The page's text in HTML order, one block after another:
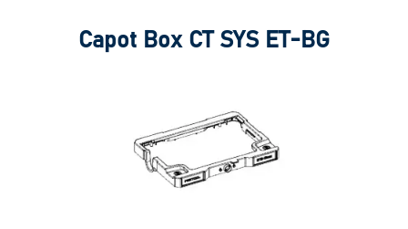
Capot Box CT SYS ET-BG